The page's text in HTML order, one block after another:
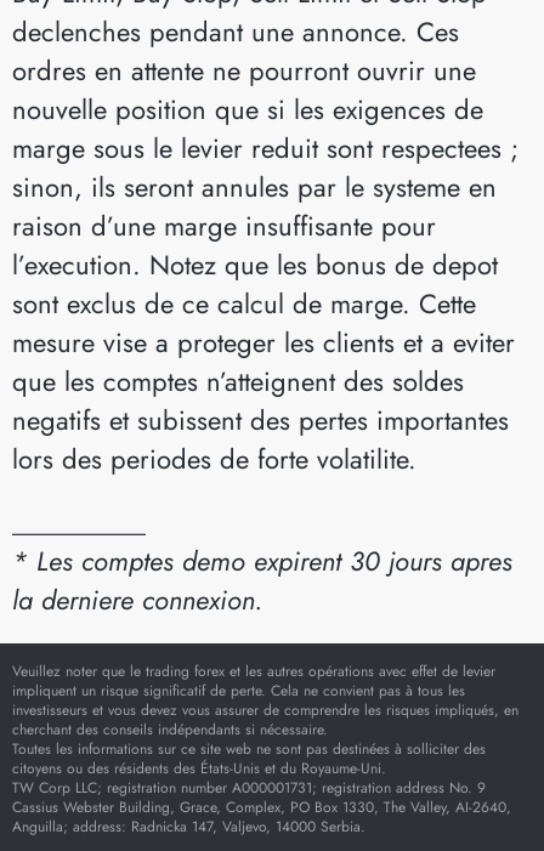
declenches pendant une annonce. Ces
ordres en attente ne pourront ouvrir une
nouvelle position que si les exigences de
marge sous le levier reduit sont respectees ;
sinon, ils seront annules par le systeme en
raison d’une marge insuffisante pour
l’execution. Notez que les bonus de depot
sont exclus de ce calcul de marge. Cette
mesure vise a proteger les clients et a eviter
que les comptes n’atteignent des soldes
negatifs et subissent des pertes importantes
lors des periodes de forte volatilite.
* Les comptes demo expirent 30 jours apres
la derniere connexion.
Veuillez noter que le trading forex et les autres opérations avec effet de levier
impliquent un risque significatif de perte. Cela ne convient pas à tous les
investisseurs et vous devez vous assurer de comprendre les risques impliqués, en
cherchant des conseils indépendants si nécessaire.
Toutes les informations sur ce site web ne sont pas destinées à solliciter des
citoyens ou des résidents des États-Unis et du Royaume-Uni.
TW Corp LLC; registration number A000001731; registration address No. 9
Cassius Webster Building, Grace, Complex, PO Box 1330, The Valley, AI-2640,
Anguilla; address: Radnicka 147, Valjevo, 14000 Serbia.